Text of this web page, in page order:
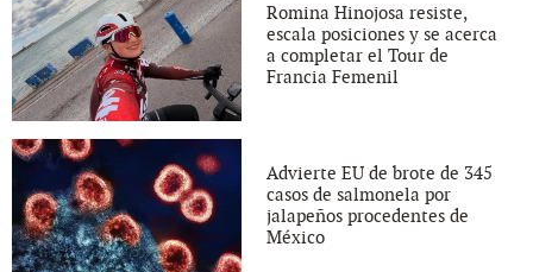
Romina Hinojosa resiste,
escala posiciones y se acerca
a completar el Tour de
Francia Femenil
Advierte EU de brote de 345
casos de salmonela por
jalapeños procedentes de
México